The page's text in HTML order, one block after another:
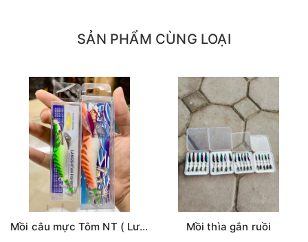
SẢN PHẨM CÙNG LOẠI
Mồi câu mực Tôm NT ( Lưng vằn ) Mồi thìa gắn ruồi